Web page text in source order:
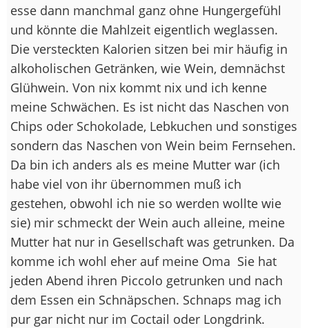
esse dann manchmal ganz ohne Hungergefühl
und könnte die Mahlzeit eigentlich weglassen.
Die versteckten Kalorien sitzen bei mir häufig in
alkoholischen Getränken, wie Wein, demnächst
Glühwein. Von nix kommt nix und ich kenne
meine Schwächen. Es ist nicht das Naschen von
Chips oder Schokolade, Lebkuchen und sonstiges
sondern das Naschen von Wein beim Fernsehen.
Da bin ich anders als es meine Mutter war (ich
habe viel von ihr übernommen muß ich
gestehen, obwohl ich nie so werden wollte wie
sie) mir schmeckt der Wein auch alleine, meine
Mutter hat nur in Gesellschaft was getrunken. Da
komme ich wohl eher auf meine Oma Sie hat
jeden Abend ihren Piccolo getrunken und nach
dem Essen ein Schnäpschen. Schnaps mag ich
pur gar nicht nur im Coctail oder Longdrink.